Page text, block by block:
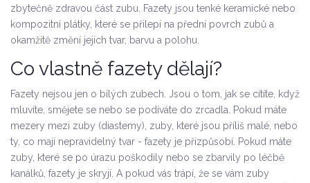
zbytečně zdravou část zubu. Fazety jsou tenké keramické nebo
kompozitní plátky, které se přilepí na přední povrch zubů a
okamžitě změní jejich tvar, barvu a polohu.
Co vlastně fazety dělají?
Fazety nejsou jen o bílých zubech. Jsou o tom, jak se cítíte, když
mluvíte, smějete se nebo se podíváte do zrcadla. Pokud máte
mezery mezi zuby (diastemy), zuby, které jsou příliš malé, nebo
ty, co mají nepravidelný tvar - fazety je přizpůsobí. Pokud máte
zuby, které se po úrazu poškodily nebo se zbarvily po léčbě
kanálků, fazety je skryjí. A pokud vás trápí, že se vám zuby